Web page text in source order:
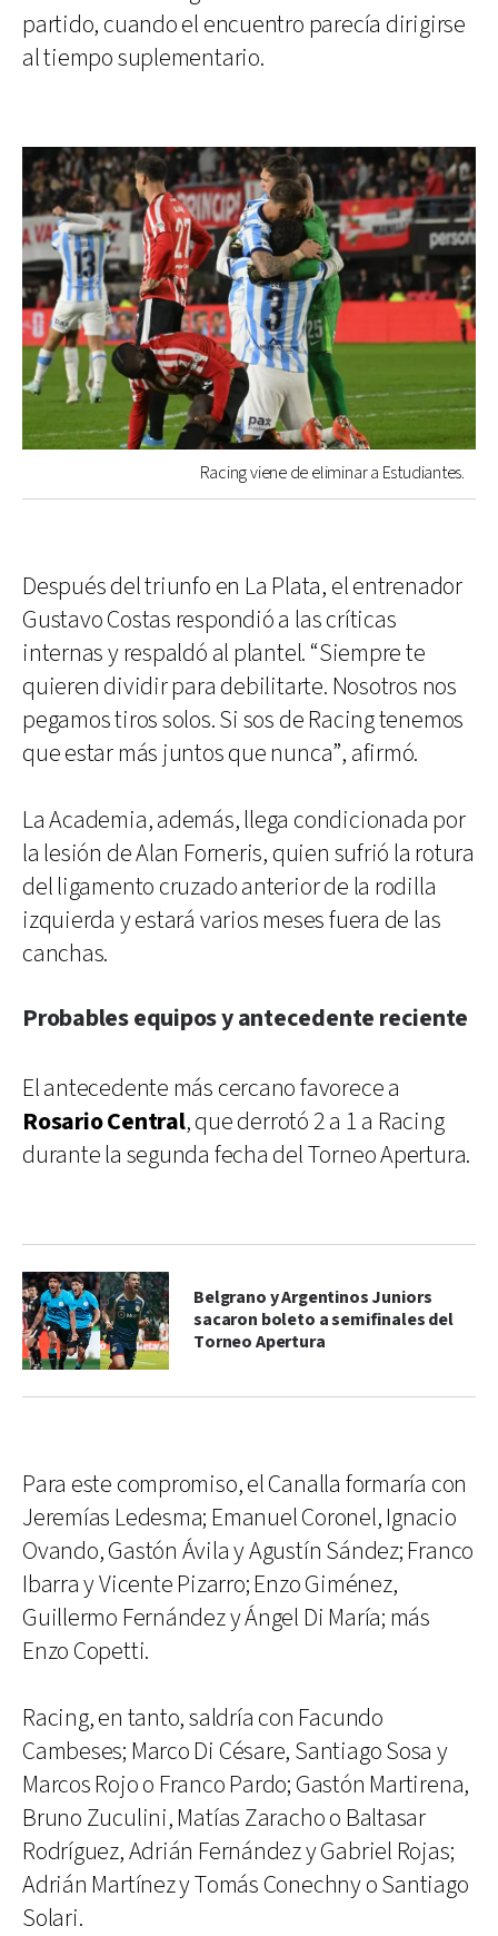
partido, cuando el encuentro parecía dirigirse
al tiempo suplementario.
Racing viene de eliminar a Estudiantes.
Después del triunfo en La Plata, el entrenador
Gustavo Costas respondió a las críticas
internas y respaldó al plantel. “Siempre te
quieren dividir para debilitarte. Nosotros nos
pegamos tiros solos. Si sos de Racing tenemos
que estar más juntos que nunca”, afirmó.
La Academia, además, llega condicionada por
la lesión de Alan Forneris, quien sufrió la rotura
del ligamento cruzado anterior de la rodilla
izquierda y estará varios meses fuera de las
canchas.
Probables equipos y antecedente reciente
El antecedente más cercano favorece a
Rosario Central, que derrotó 2 a 1 a Racing
durante la segunda fecha del Torneo Apertura.
Belgrano y Argentinos Juniors
sacaron boleto a semifinales del
Torneo Apertura
Para este compromiso, el Canalla formaría con
Jeremías Ledesma; Emanuel Coronel, Ignacio
Ovando, Gastón Ávila y Agustín Sández; Franco
Ibarra y Vicente Pizarro; Enzo Giménez,
Guillermo Fernández y Ángel Di María; más
Enzo Copetti.
Racing, en tanto, saldría con Facundo
Cambeses; Marco Di Césare, Santiago Sosa y
Marcos Rojo o Franco Pardo; Gastón Martirena,
Bruno Zuculini, Matías Zaracho o Baltasar
Rodríguez, Adrián Fernández y Gabriel Rojas;
Adrián Martínez y Tomás Conechny o Santiago
Solari.